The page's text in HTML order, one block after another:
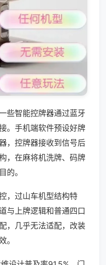
些智能控牌器通过蓝牙
。手机端软件预设好牌
，控牌器接收到信号后
，在麻将机洗牌、码牌
的。
，过山车机型结构特
与上牌逻辑和普通四口
，几乎无法适配，改装
。